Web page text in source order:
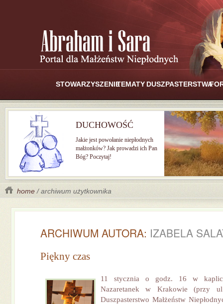
STOWARZYSZENIETEMATY DUSZPASTERSTWA
DUCHOWOŚĆ
Jakie jest powołanie niepłodnych
małżonków? Jak prowadzi ich Pan
Bóg? Poczytaj!
home / archiwum użytkownika
ARCHIWUM AUTORA: IZABELA
Piękny czas
11 stycznia o godz. 16 w
Nazaretanek w Krakowie (przy
Duszpasterstwo Małżeństw